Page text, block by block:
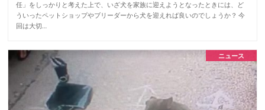
任」をしっかりと考えた上で、いざ犬を家族に迎えようとなったときには、ど
ういったペットショップやブリーダーから犬を迎えれば良いのでしょうか？ 今
回は大切…
ニュース